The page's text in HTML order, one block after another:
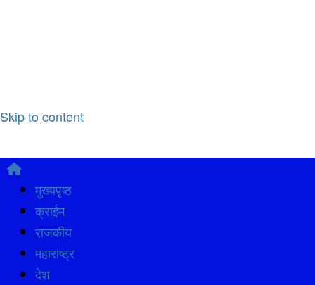
Skip to content
मुख्यपृष्ठ
क्राईम
राजकीय
महाराष्ट्र
देश